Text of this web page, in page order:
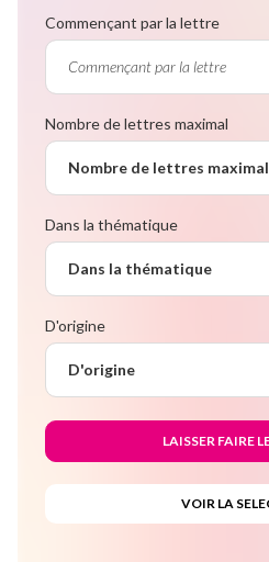
Commençant par la lettre
Nombre de lettres maximal
Nombre de lettres maximal
Dans la thématique
Dans la thématique
D'origine
D'origine